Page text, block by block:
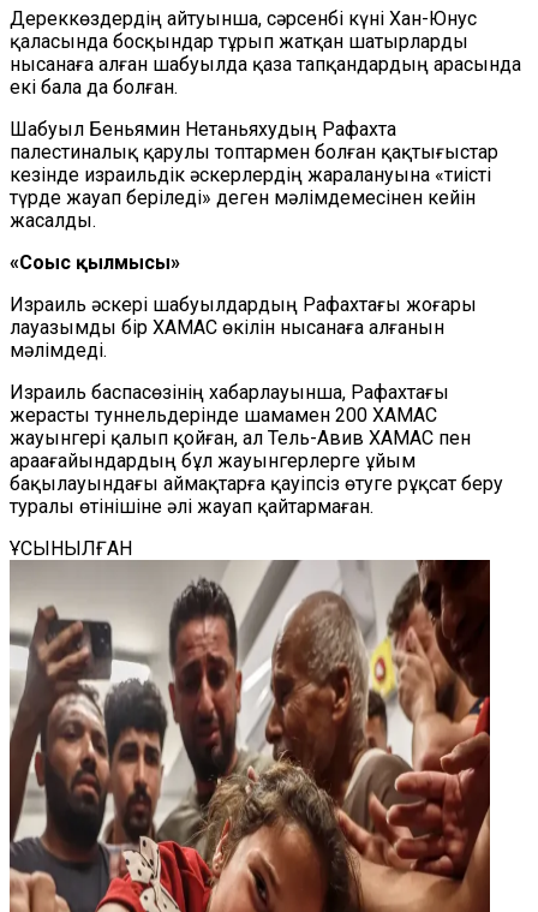
Дереккөздердің айтуынша, сәрсенбі күні Хан-Юнус
қаласында босқындар тұрып жатқан шатырларды
нысанаға алған шабуылда қаза тапқандардың арасында
екі бала да болған.
Шабуыл Беньямин Нетаньяхудың Рафахта
палестиналық қарулы топтармен болған қақтығыстар
кезінде израильдік әскерлердің жаралануына «тиісті
түрде жауап беріледі» деген мәлімдемесінен кейін
жасалды.
«Соғыс қылмысы»
Израиль әскері шабуылдардың Рафахтағы жоғары
лауазымды бір ХАМАС өкілін нысанаға алғанын
мәлімдеді.
Израиль баспасөзінің хабарлауынша, Рафахтағы
жерасты туннельдерінде шамамен 200 ХАМАС
жауынгері қалып қойған, ал Тель-Авив ХАМАС пен
араағайындардың бұл жауынгерлерге ұйым
бақылауындағы аймақтарға қауіпсіз өтуге рұқсат беру
туралы өтінішіне әлі жауап қайтармаған.
ҰСЫНЫЛҒАН